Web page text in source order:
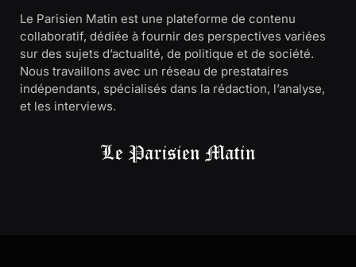
Le Parisien Matin est une plateforme de contenu
collaboratif, dédiée à fournir des perspectives variées
sur des sujets d’actualité, de politique et de société.
Nous travaillons avec un réseau de prestataires
indépendants, spécialisés dans la rédaction, l’analyse,
et les interviews.